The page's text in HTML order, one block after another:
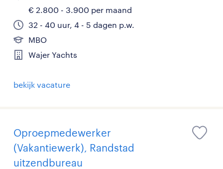
€ 2.800 - 3.900 per maand
32 - 40 uur, 4 - 5 dagen p.w.
MBO
Wajer Yachts
bekijk vacature
Oproepmedewerker
(Vakantiewerk), Randstad
uitzendbureau